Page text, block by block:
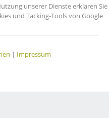
unserer Dienste erklären Sie
und Tacking-Tools von Google
| Impressum